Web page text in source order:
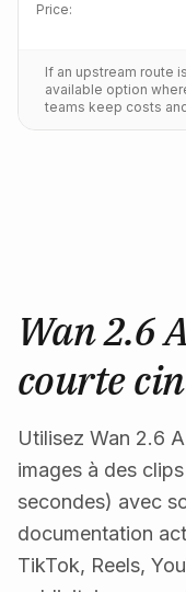
Wan 2.6
courte
Utilisez Wan 2.6
images à des
secondes) avec
documentation
TikTok, Reels,
Price:
If an upstream route
available option
teams keep costs